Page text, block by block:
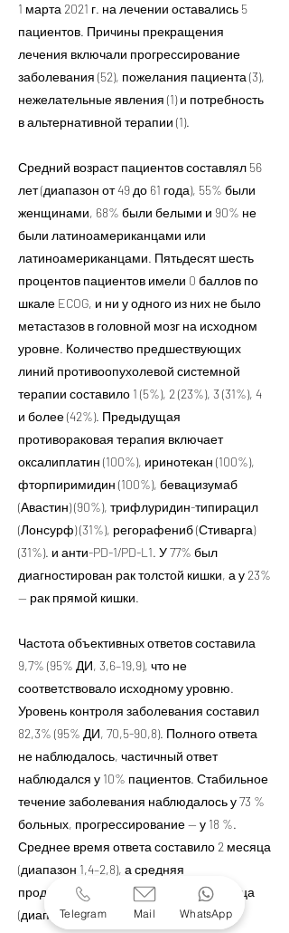
1 марта 2021 г. на лечении оставались 5
пациентов. Причины прекращения
лечения включали прогрессирование
заболевания (52), пожелания пациента (3),
нежелательные явления (1) и потребность
в альтернативной терапии (1).
Средний возраст пациентов составлял 56
лет (диапазон от 49 до 61 года), 55% были
женщинами, 68% были белыми и 90% не
были латиноамериканцами или
латиноамериканцами. Пятьдесят шесть
процентов пациентов имели 0 баллов по
шкале ECOG, и ни у одного из них не было
метастазов в головной мозг на исходном
уровне. Количество предшествующих
линий противоопухолевой системной
терапии составило 1 (5%), 2 (23%), 3 (31%), 4
и более (42%). Предыдущая
противораковая терапия включает
оксалиплатин (100%), иринотекан (100%),
фторпиримидин (100%), бевацизумаб
(Авастин) (90%), трифлуридин-типирацил
(Лонсурф) (31%), регорафениб (Стиварга)
(31%). и анти-PD-1/PD-L1. У 77% был
диагностирован рак толстой кишки, а у 23%
— рак прямой кишки.
Частота объективных ответов составила
9,7% (95% ДИ, 3,6–19,9), что не
соответствовало исходному уровню.
Уровень контроля заболевания составил
82,3% (95% ДИ, 70,5-90,8). Полного ответа
не наблюдалось, частичный ответ
наблюдался у 10% пациентов. Стабильное
течение заболевания наблюдалось у 73 %
больных, прогрессирование — у 18 %.
Среднее время ответа составило 2 месяца
(диапазон 1,4–2,8), а средняя
продолжительность ответа — 4,2 месяца
(диапазон 2,9–8,5).
Telegram Mail WhatsApp